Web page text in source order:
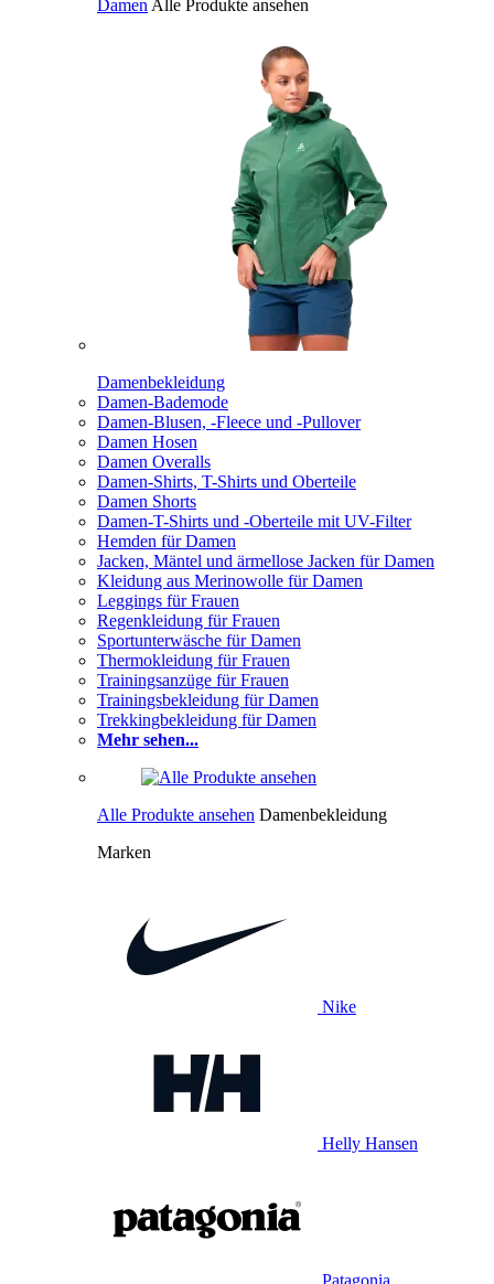
Damen Alle Produkte ansehen
Damenbekleidung
Damen-Bademode
Damen-Blusen, -Fleece und -Pullover
Damen Hosen
Damen Overalls
Damen-Shirts, T-Shirts und Oberteile
Damen Shorts
Damen-T-Shirts und -Oberteile mit UV-Filter
Hemden für Damen
Jacken, Mäntel und ärmellose Jacken für Damen
Kleidung aus Merinowolle für Damen
Leggings für Frauen
Regenkleidung für Frauen
Sportunterwäsche für Damen
Thermokleidung für Frauen
Trainingsanzüge für Frauen
Trainingsbekleidung für Damen
Trekkingbekleidung für Damen
Mehr sehen...
Alle Produkte ansehen Damenbekleidung
Marken
Nike
Helly Hansen
Patagonia